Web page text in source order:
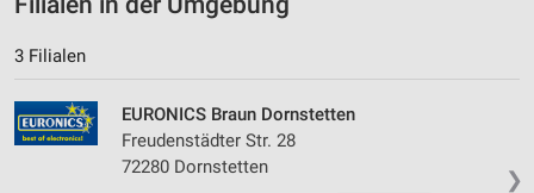
3 Filialen
❯
EURONICS Braun Dornstetten
Freudenstädter Str. 28
72280 Dornstetten
Verwendung von Profilen zur Auswahl
personalisierter Werbung
Erstellung von Profilen zur Personalisierung
von Inhalten